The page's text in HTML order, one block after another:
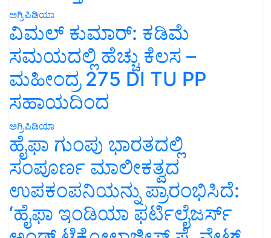
ಅಗ್ರಿಪಿಡಿಯಾ
ವಿಮಲ್ ಕುಮಾರ್: ಕಡಿಮೆ
ಸಮಯದಲ್ಲಿ ಹೆಚ್ಚು ಕೆಲಸ –
ಮಹೀಂದ್ರ 275 DI TU PP
ಸಹಾಯದಿಂದ
ಅಗ್ರಿಪಿಡಿಯಾ
ಹೈಫಾ ಗುಂಪು ಭಾರತದಲ್ಲಿ
ಸಂಪೂರ್ಣ ಮಾಲೀಕತ್ವದ
ಉಪಕಂಪನಿಯನ್ನು ಪ್ರಾರಂಭಿಸಿದೆ:
‘ಹೈಫಾ ಇಂಡಿಯಾ ಫರ್ಟಿಲೈಜರ್ಸ್